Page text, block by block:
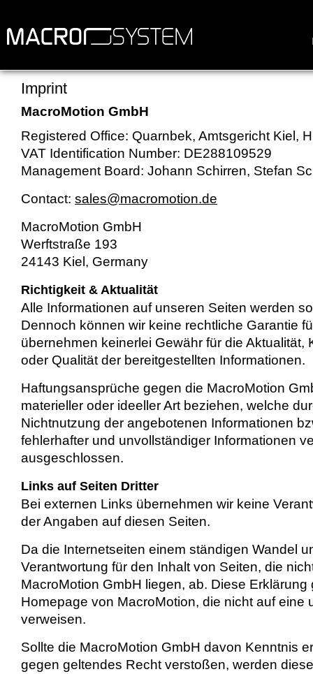
Imprint
MacroMotion GmbH
Registered Office: Quarnbek, Amtsgericht Kiel,
VAT Identification Number: DE288109529
Management Board: Johann Schirren, Stefan
Contact: sales@macromotion.de
MacroMotion GmbH
Werftstraße 193
24143 Kiel, Germany
Richtigkeit & Aktualität
Alle Informationen auf unseren Seiten werden
Dennoch können wir keine rechtliche Garantie
übernehmen keinerlei Gewähr für die Aktualität,
oder Qualität der bereitgestellten Informationen.
Haftungsansprüche gegen die MacroMotion
materieller oder ideeller Art beziehen, welche
Nichtnutzung der angebotenen Informationen
fehlerhafter und unvollständiger Informationen
ausgeschlossen.
Links auf Seiten Dritter
Bei externen Links übernehmen wir keine
der Angaben auf diesen Seiten.
Da die Internetseiten einem ständigen Wandel
Verantwortung für den Inhalt von Seiten, die
MacroMotion GmbH liegen, ab. Diese Erklärung
Homepage von MacroMotion, die nicht auf eine
verweisen.
Sollte die MacroMotion GmbH davon Kenntnis
gegen geltendes Recht verstoßen, werden